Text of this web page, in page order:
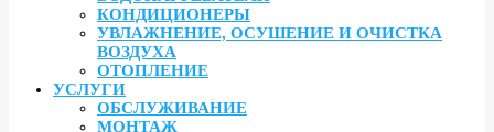
КОНДИЦИОНЕРЫ
УВЛАЖНЕНИЕ, ОСУШЕНИЕ И ОЧИСТКА
ВОЗДУХА
ОТОПЛЕНИЕ
УСЛУГИ
ОБСЛУЖИВАНИЕ
МОНТАЖ